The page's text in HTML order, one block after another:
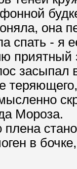
она
спать - я
приятный
Мороза.
плена
в